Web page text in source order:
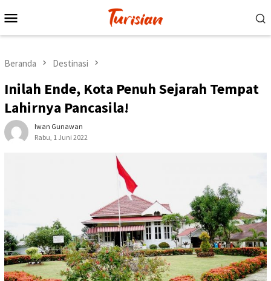
ke
Mobile
Beranda Destinasi
Inilah Ende, Kota Penuh Sejarah Tempat
Lahirnya Pancasila!
Iwan Gunawan
Rabu, 1 Juni 2022